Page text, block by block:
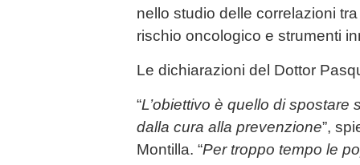
nello studio delle correlazioni
rischio oncologico e strumenti
Le dichiarazioni del Dottor
“L’obiettivo è quello di spostare
dalla cura alla prevenzione”,
Montilla. “Per troppo tempo le